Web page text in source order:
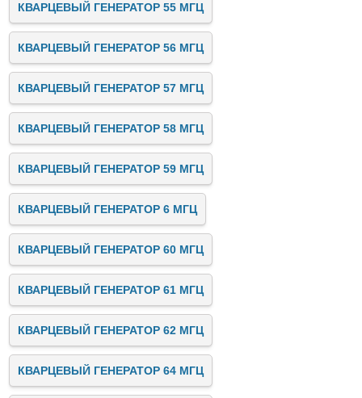
КВАРЦЕВЫЙ ГЕНЕРАТОР 55 МГЦ
КВАРЦЕВЫЙ ГЕНЕРАТОР 56 МГЦ
КВАРЦЕВЫЙ ГЕНЕРАТОР 57 МГЦ
КВАРЦЕВЫЙ ГЕНЕРАТОР 58 МГЦ
КВАРЦЕВЫЙ ГЕНЕРАТОР 59 МГЦ
КВАРЦЕВЫЙ ГЕНЕРАТОР 6 МГЦ
КВАРЦЕВЫЙ ГЕНЕРАТОР 60 МГЦ
КВАРЦЕВЫЙ ГЕНЕРАТОР 61 МГЦ
КВАРЦЕВЫЙ ГЕНЕРАТОР 62 МГЦ
КВАРЦЕВЫЙ ГЕНЕРАТОР 64 МГЦ